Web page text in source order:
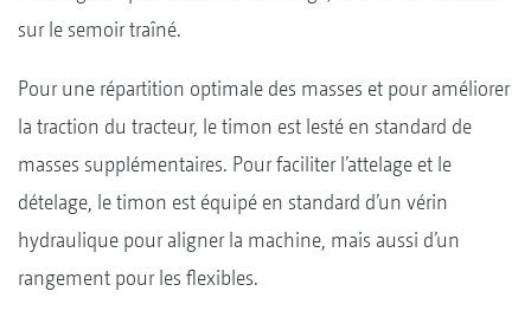
sur le semoir traîné.
Pour une répartition optimale des masses et pour améliorer
la traction du tracteur, le timon est lesté en standard de
masses supplémentaires. Pour faciliter l’attelage et le
dételage, le timon est équipé en standard d’un vérin
hydraulique pour aligner la machine, mais aussi d’un
rangement pour les flexibles.